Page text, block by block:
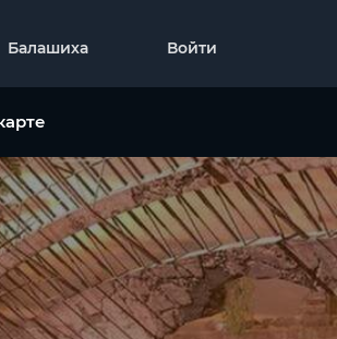
Балашиха Войти